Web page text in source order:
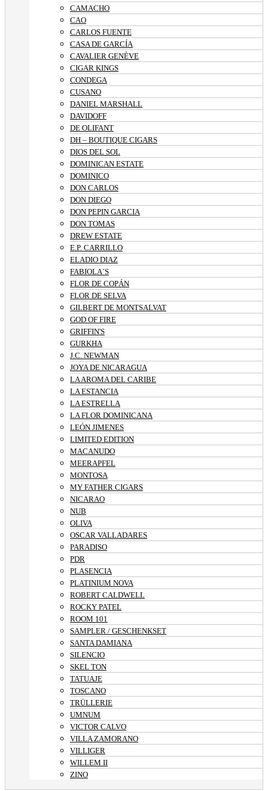
CAMACHO
CAO
CARLOS FUENTE
CASA DE GARCÍA
CAVALIER GENÈVE
CIGAR KINGS
CONDEGA
CUSANO
DANIEL MARSHALL
DAVIDOFF
DE OLIFANT
DH – BOUTIQUE CIGARS
DIOS DEL SOL
DOMINICAN ESTATE
DOMINICO
DON CARLOS
DON DIEGO
DON PEPIN GARCIA
DON TOMAS
DREW ESTATE
E.P. CARRILLO
ELADIO DIAZ
FABIOLA´S
FLOR DE COPÁN
FLOR DE SELVA
GILBERT DE MONTSALVAT
GOD OF FIRE
GRIFFIN'S
GURKHA
J.C. NEWMAN
JOYA DE NICARAGUA
LA AROMA DEL CARIBE
LA ESTANCIA
LA ESTRELLA
LA FLOR DOMINICANA
LEÓN JIMENES
LIMITED EDITION
MACANUDO
MEERAPFEL
MONTOSA
MY FATHER CIGARS
NICARAO
NUB
OLIVA
OSCAR VALLADARES
PARADISO
PDR
PLASENCIA
PLATINIUM NOVA
ROBERT CALDWELL
ROCKY PATEL
ROOM 101
SAMPLER / GESCHENKSET
SANTA DAMIANA
SILENCIO
SKEL TON
TATUAJE
TOSCANO
TRÜLLERIE
UMNUM
VICTOR CALVO
VILLA ZAMORANO
VILLIGER
WILLEM II
ZINO